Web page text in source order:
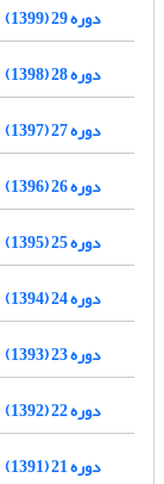
دوره 29 (1399)
دوره 28 (1398)
دوره 27 (1397)
دوره 26 (1396)
دوره 25 (1395)
دوره 24 (1394)
دوره 23 (1393)
دوره 22 (1392)
دوره 21 (1391)